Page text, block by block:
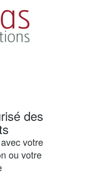
des
votre
ou votre